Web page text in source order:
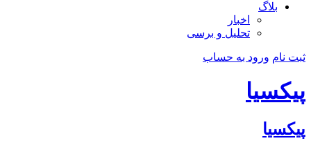
بلاگ
اخبار
تحلیل و برسی
ثبت نام ورود به حساب
پیکسیا
پیکسیا